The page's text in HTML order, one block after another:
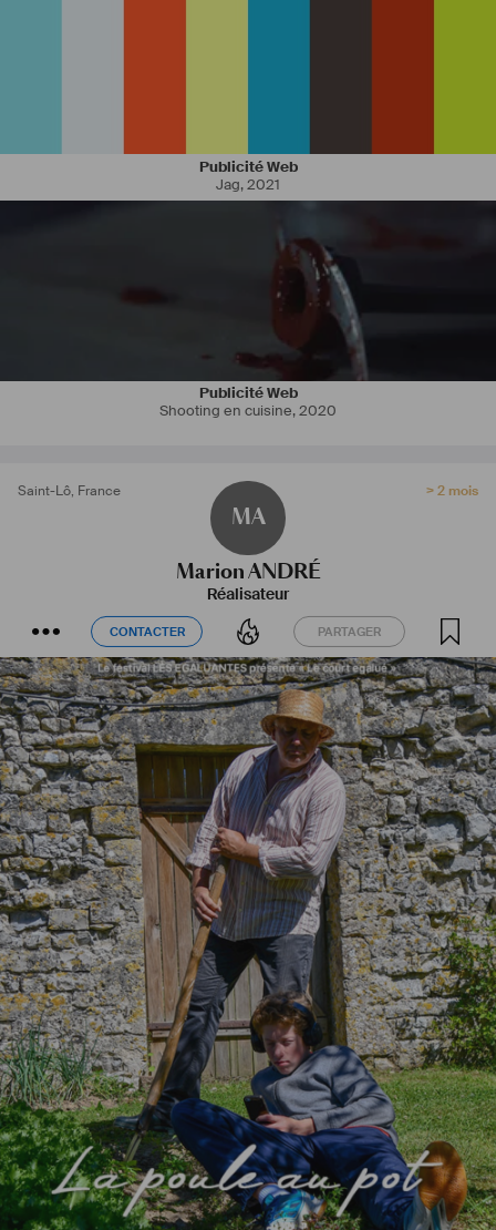
Publicité Web
Jag,2021
Publicité Web
Shooting en cuisine,2020
Saint-Lô, France
MA
> 2 mois
Marion ANDRÉ
Réalisateur
CONTACTER PARTAGER
CONTACTER PARTAGER